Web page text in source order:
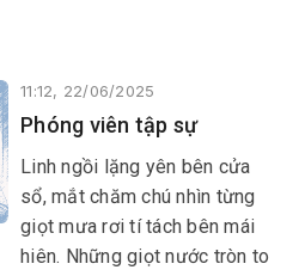
11:12, 22/06/2025
Phóng viên tập sự
Linh ngồi lặng yên bên cửa
sổ, mắt chăm chú nhìn từng
giọt mưa rơi tí tách bên mái
hiên. Những giọt nước tròn to